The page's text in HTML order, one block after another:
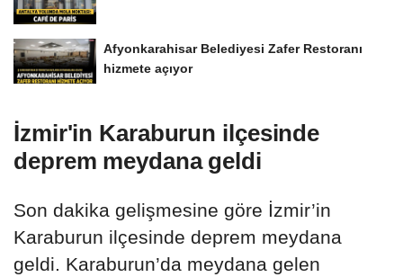
Afyonkarahisar Belediyesi Zafer Restoranı
hizmete açıyor
İzmir'in Karaburun ilçesinde
deprem meydana geldi
Son dakika gelişmesine göre İzmir’in
Karaburun ilçesinde deprem meydana
geldi. Karaburun’da meydana gelen